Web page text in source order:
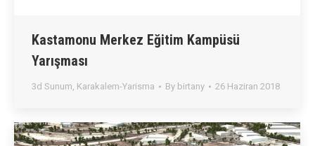
Kastamonu Merkez Eğitim Kampüsü
Yarışması
3d Sunum, Karakalem-Yarisma By birtany 26 Haziran 2018